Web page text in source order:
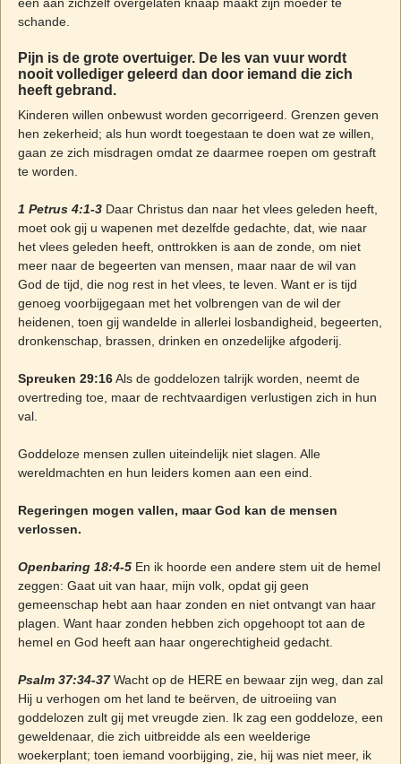
schande.
Pijn is de grote overtuiger. De les van vuur wordt
nooit vollediger geleerd dan door iemand die zich
heeft gebrand.
Kinderen willen onbewust worden gecorrigeerd. Grenzen geven
hen zekerheid; als hun wordt toegestaan te doen wat ze willen,
gaan ze zich misdragen omdat ze daarmee roepen om gestraft
te worden.
1 Petrus 4:1-3Daar Christus dan naar het vlees geleden heeft,
moet ook gij u wapenen met dezelfde gedachte, dat, wie naar
het vlees geleden heeft, onttrokken is aan de zonde, om niet
meer naar de begeerten van mensen, maar naar de wil van
God de tijd, die nog rest in het vlees, te leven. Want er is tijd
genoeg voorbijgegaan met het volbrengen van de wil der
heidenen, toen gij wandelde in allerlei losbandigheid, begeerten,
dronkenschap, brassen, drinken en onzedelijke afgoderij.
Spreuken 29:16Als de goddelozen talrijk worden, neemt de
overtreding toe, maar de rechtvaardigen verlustigen zich in hun
val.
Goddeloze mensen zullen uiteindelijk niet slagen. Alle
wereldmachten en hun leiders komen aan een eind.
Regeringen mogen vallen, maar God kan de mensen
verlossen.
Openbaring 18:4-5En ik hoorde een andere stem uit de hemel
zeggen: Gaat uit van haar, mijn volk, opdat gij geen
gemeenschap hebt aan haar zonden en niet ontvangt van haar
plagen. Want haar zonden hebben zich opgehoopt tot aan de
hemel en God heeft aan haar ongerechtigheid gedacht.
Psalm 37:34-37Wacht op de HERE en bewaar zijn weg, dan zal
Hij u verhogen om het land te beërven, de uitroeiing van
goddelozen zult gij met vreugde zien. Ik zag een goddeloze, een
geweldenaar, die zich uitbreidde als een weelderige
woekerplant; toen iemand voorbijging, zie, hij was niet meer, ik